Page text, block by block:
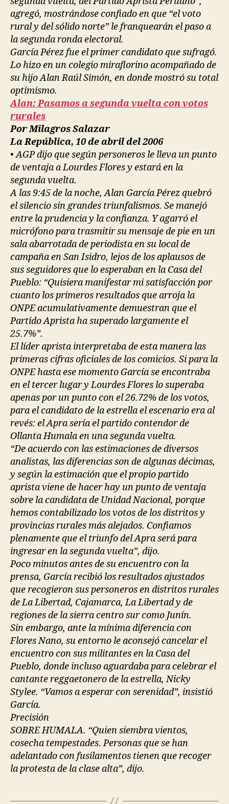
agregó, mostrándose confiado en que “el voto
rural y del sólido norte” le franquearán el paso a
la segunda ronda electoral.
García Pérez fue el primer candidato que sufragó.
Lo hizo en un colegio miraflorino acompañado de
su hijo Alan Raúl Simón, en donde mostró su total
optimismo.
Alan: Pasamos a segunda vuelta con votos
rurales
Por Milagros Salazar
La República, 10 de abril del 2006
• AGP dijo que según personeros le lleva un punto
de ventaja a Lourdes Flores y estará en la
segunda vuelta.
A las 9:45 de la noche, Alan García Pérez quebró
el silencio sin grandes triunfalismos. Se manejó
entre la prudencia y la confianza. Y agarró el
micrófono para trasmitir su mensaje de pie en un
sala abarrotada de periodista en su local de
campaña en San Isidro, lejos de los aplausos de
sus seguidores que lo esperaban en la Casa del
Pueblo: “Quisiera manifestar mi satisfacción por
cuanto los primeros resultados que arroja la
ONPE acumulativamente demuestran que el
Partido Aprista ha superado largamente el
25.7%”.
El líder aprista interpretaba de esta manera las
primeras cifras oficiales de los comicios. Si para la
ONPE hasta ese momento García se encontraba
en el tercer lugar y Lourdes Flores lo superaba
apenas por un punto con el 26.72% de los votos,
para el candidato de la estrella el escenario era al
revés: el Apra sería el partido contendor de
Ollanta Humala en una segunda vuelta.
“De acuerdo con las estimaciones de diversos
analistas, las diferencias son de algunas décimas,
y según la estimación que el propio partido
aprista viene de hacer hay un punto de ventaja
sobre la candidata de Unidad Nacional, porque
hemos contabilizado los votos de los distritos y
provincias rurales más alejados. Confiamos
plenamente que el triunfo del Apra será para
ingresar en la segunda vuelta”, dijo.
Poco minutos antes de su encuentro con la
prensa, García recibió los resultados ajustados
que recogieron sus personeros en distritos rurales
de La Libertad, Cajamarca, La Libertad y de
regiones de la sierra centro sur como Junín.
Sin embargo, ante la mínima diferencia con
Flores Nano, su entorno le aconsejó cancelar el
encuentro con sus militantes en la Casa del
Pueblo, donde incluso aguardaba para celebrar el
cantante reggaetonero de la estrella, Nicky
Stylee. “Vamos a esperar con serenidad”, insistió
García.
Precisión
SOBRE HUMALA. “Quien siembra vientos,
cosecha tempestades. Personas que se han
adelantado con fusilamentos tienen que recoger
la protesta de la clase alta”, dijo.